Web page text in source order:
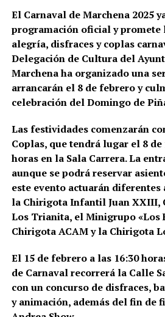
El Carnaval de Marchena 2025
programación oficial y promete
alegría, disfraces y coplas
Delegación de Cultura del
Marchena ha organizado una
arrancarán el 8 de febrero y
celebración del Domingo de
Las festividades comenzarán
Coplas, que tendrá lugar el 8
horas en la Sala Carrera. La
aunque se podrá reservar
este evento actuarán diferentes
la Chirigota Infantil Juan
Los Trianita, el Minigrupo «Los
Chirigota ACAM y la Chirigota
El 15 de febrero a las 16:30
de Carnaval recorrerá la Calle
con un concurso de disfraces,
y animación, además del fin de